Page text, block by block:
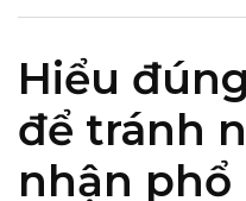
Hiểu
để tránh
nhận phổ